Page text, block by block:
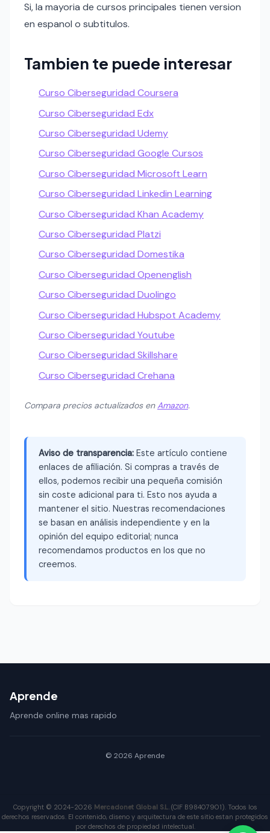
Si, la mayoria de cursos principales tienen version
en espanol o subtitulos.
Tambien te puede interesar
Curso Ciberseguridad Coursera
Curso Ciberseguridad Edx
Curso Ciberseguridad Udemy
Curso Ciberseguridad Google Cursos
Curso Ciberseguridad Microsoft Learn
Curso Ciberseguridad Linkedin Learning
Curso Ciberseguridad Khan Academy
Curso Ciberseguridad Platzi
Curso Ciberseguridad Domestika
Curso Ciberseguridad Openenglish
Curso Ciberseguridad Duolingo
Curso Ciberseguridad Hubspot Academy
Curso Ciberseguridad Youtube
Curso Ciberseguridad Skillshare
Curso Ciberseguridad Crehana
Compara precios actualizados enAmazon.
Aviso de transparencia: Este artículo contiene
enlaces de afiliación. Si compras a través de
ellos, podemos recibir una pequeña comisión
sin coste adicional para ti. Esto nos ayuda a
mantener el sitio. Nuestras recomendaciones
se basan en análisis independiente y en la
opinión del equipo editorial; nunca
recomendamos productos en los que no
creemos.
Aprende
Aprende online mas rapido
© 2026 Aprende
Copyright © 2024-2026 Mercadonet Global S.L. (CIF B98407901). Todos los
derechos reservados. El contenido, diseno y arquitectura de este sitio estan protegidos
por derechos de propiedad intelectual.